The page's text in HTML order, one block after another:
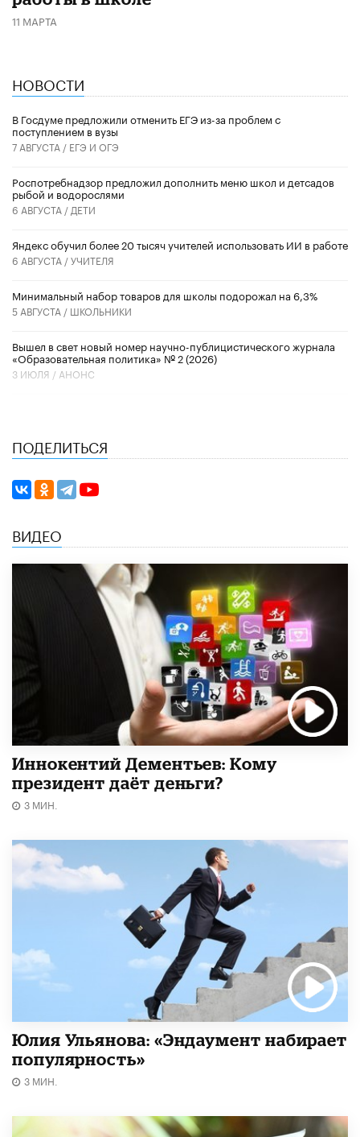
11 МАРТА
НОВОСТИ
В Госдуме предложили отменить ЕГЭ из-за проблем с
поступлением в вузы
7 АВГУСТА / ЕГЭ И ОГЭ
Роспотребнадзор предложил дополнить меню школ и детсадов
рыбой и водорослями
6 АВГУСТА / ДЕТИ
​Яндекс обучил более 20 тысяч учителей использовать ИИ в работе
6 АВГУСТА /УЧИТЕЛЯ
Минимальный набор товаров для школы подорожал на 6,3%
5 АВГУСТА / ШКОЛЬНИКИ
Вышел в свет новый номер научно-публицистического журнала
«Образовательная политика» № 2 (2026)
3 ИЮЛЯ / АНОНС
ПОДЕЛИТЬСЯ
ВИДЕО
Иннокентий Дементьев: Кому
президент даёт деньги?
3 МИН.
Юлия Ульянова: «Эндаумент набирает
популярность»
3 МИН.